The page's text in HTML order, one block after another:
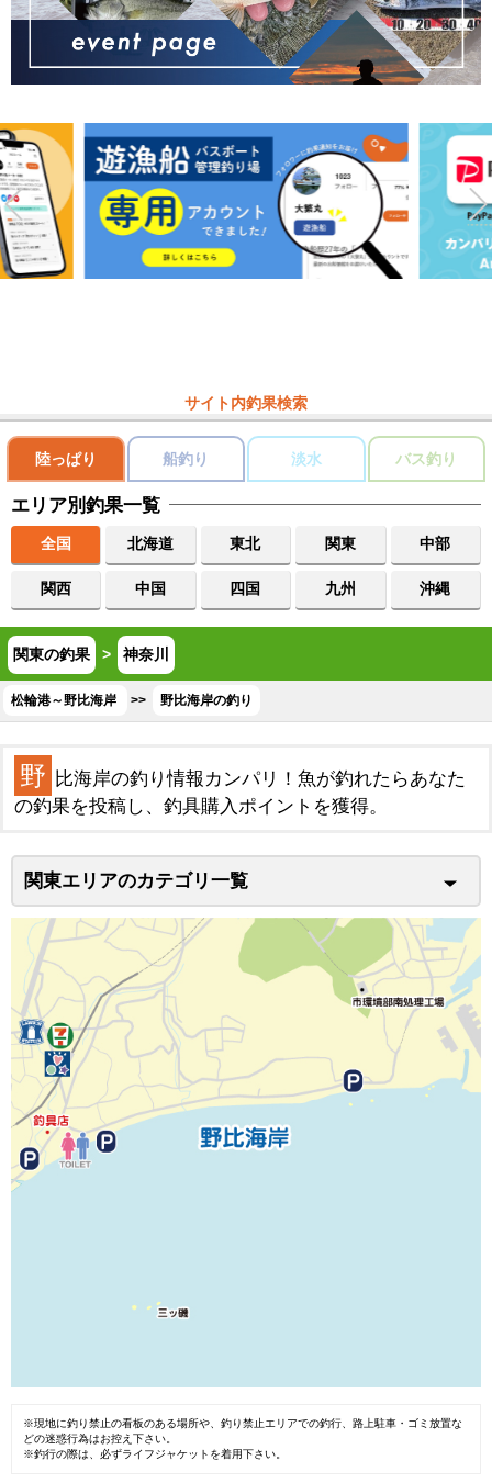
サイト内釣果検索
陸っぱり 船釣り 淡水 バス釣り
エリア別釣果一覧
全国 北海道 東北 関東 中部
関西 中国 四国 九州 沖縄
関東の釣果 > 神奈川
松輪港～野比海岸 >> 野比海岸の釣り
野 比海岸の釣り情報カンパリ！魚が釣れたらあなた
の釣果を投稿し、釣具購入ポイントを獲得。
関東エリアのカテゴリ一覧
※現地に釣り禁止の看板のある場所や、釣り禁止エリアでの釣行、路上駐車・ゴミ放置な
どの迷惑行為はお控え下さい。
※釣行の際は、必ずライフジャケットを着用下さい。